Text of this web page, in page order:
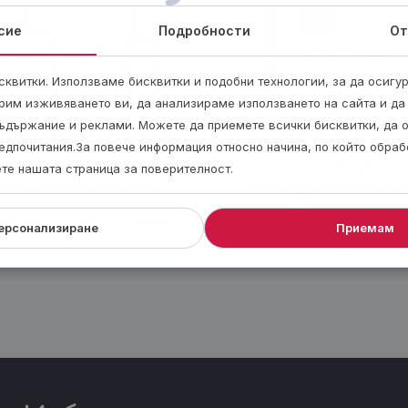
e-mail- 24/7!
електронен ваучер и ще го
1лв отстъпка за всеки е-
ваучер.
E-mail
пожелание и ваучер
незабравимо
Подробности
Използваме бисквитки и подобни технологии, за да
изживяването ви, да анализираме използването на сайта и
и реклами. Можете да приемете всички бисквитки, да
повече информация относно начина, по който
нашата страница за поверителност.
Приемам